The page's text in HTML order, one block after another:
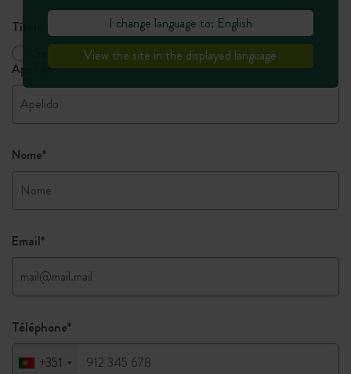
Título
Senhor
Apelido
Nome*
Email*
Téléphone*
+351
I change language to: English
View the site in the displayed language